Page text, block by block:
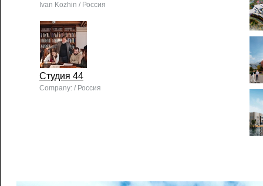
Ivan Kozhin / Россия
Студия 44
Company: / Россия